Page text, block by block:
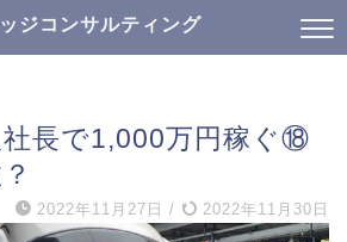
ジコンサルティング
社長で1,000万円稼ぐ⑱
2022年11月27日 / 2022年11月30日